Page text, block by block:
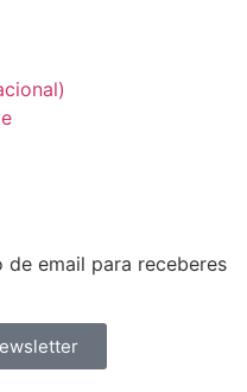
email para receberes